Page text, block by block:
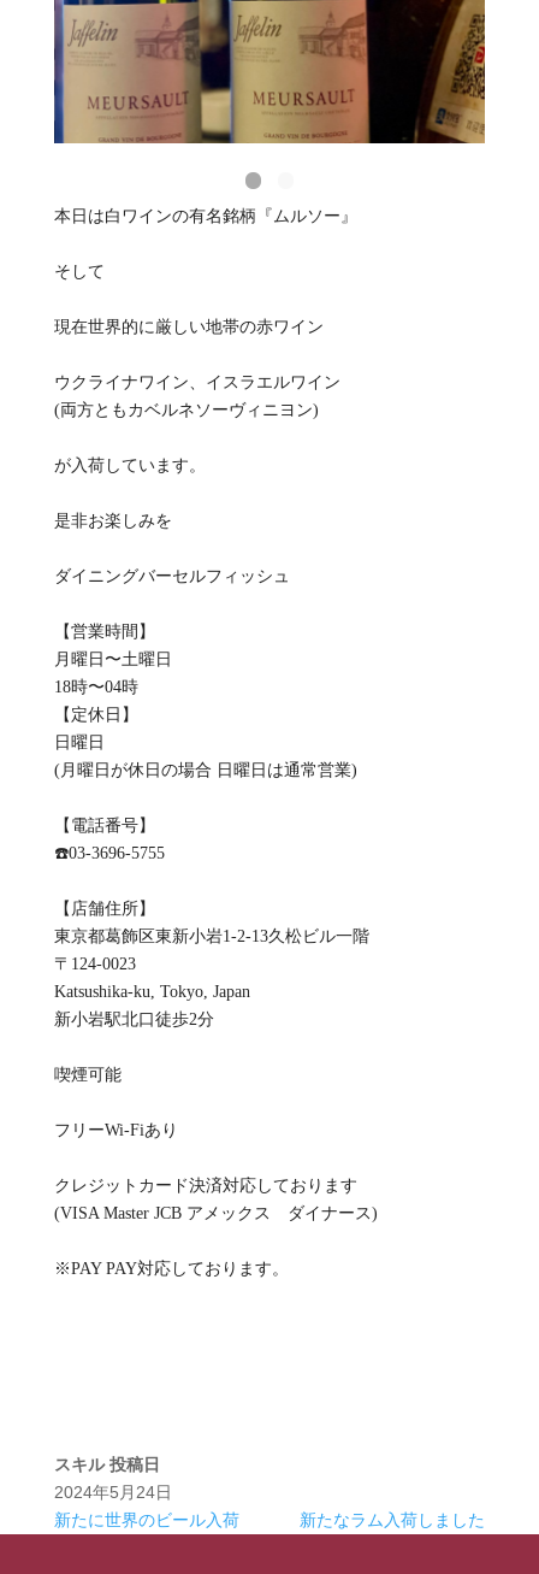
本日は白ワインの有名銘柄『ムルソー』
そして
現在世界的に厳しい地帯の赤ワイン
ウクライナワイン、イスラエルワイン
(両方ともカベルネソーヴィニヨン)
が入荷しています。
是非お楽しみを
ダイニングバーセルフィッシュ
【営業時間】
月曜日〜土曜日
18時〜04時
【定休日】
日曜日
(月曜日が休日の場合 日曜日は通常営業)
【電話番号】
☎️03-3696-5755
【店舗住所】
東京都葛飾区東新小岩1-2-13久松ビル一階
〒124-0023
Katsushika-ku, Tokyo, Japan
新小岩駅北口徒歩2分
喫煙可能
フリーWi-Fiあり
クレジットカード決済対応しております
(VISA Master JCB アメックス ダイナース)
※PAY PAY対応しております。
スキル 投稿日
2024年5月24日
新たに世界のビール入荷
新たなラム入荷しました